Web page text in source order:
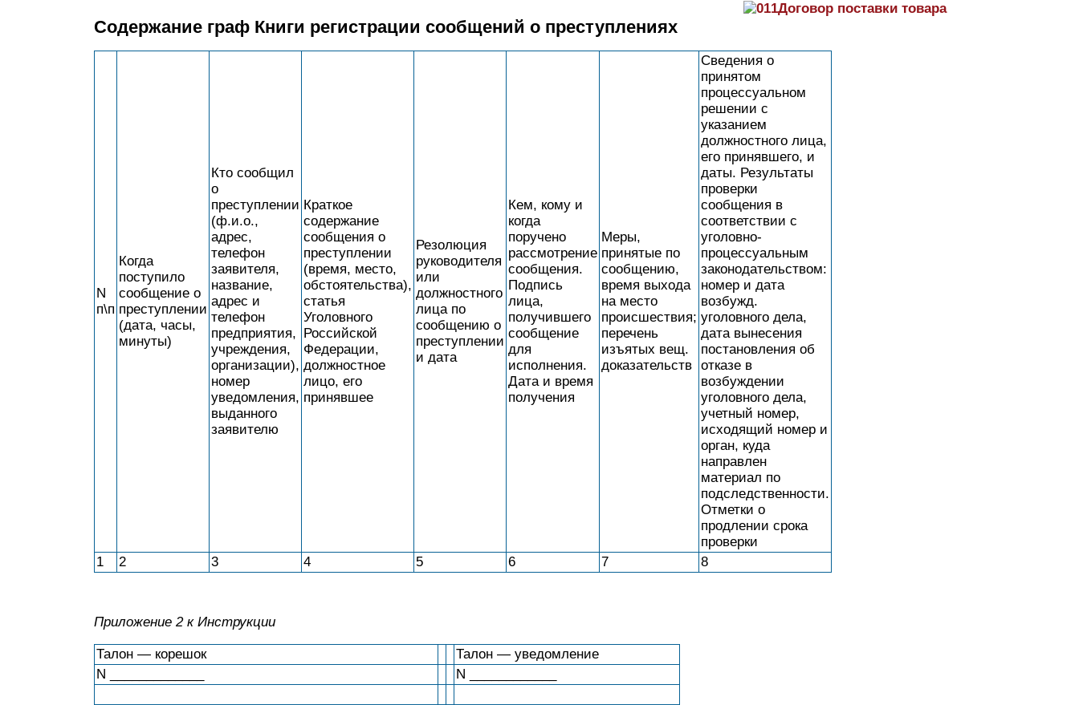
Содержание граф Книги регистрации сообщений о преступлениях
N
п\п
Когда
поступило
сообщение о
преступлении
(дата, часы,
минуты)
Кто сообщил
о
преступлении
(ф.и.о.,
адрес,
телефон
заявителя,
название,
адрес и
телефон
предприятия,
учреждения,
организации),
номер
уведомления,
выданного
заявителю
Краткое
содержание
сообщения о
преступлении
(время, место,
обстоятельства),
статья
Уголовного
Российской
Федерации,
должностное
лицо, его
принявшее
Резолюция
руководителя
или
должностного
лица по
сообщению о
преступлении
и дата
Кем, кому и
когда
поручено
рассмотрение
сообщения.
Подпись
лица,
получившего
сообщение
для
исполнения.
Дата и время
получения
Меры,
принятые по
сообщению,
время выхода
на место
происшествия;
перечень
изъятых вещ.
доказательств
Сведения о
принятом
процессуальном
решении с
указанием
должностного лица,
его принявшего, и
даты. Результаты
проверки
сообщения в
соответствии с
уголовно-
процессуальным
законодательством:
номер и дата
возбужд.
уголовного дела,
дата вынесения
постановления об
отказе в
возбуждении
уголовного дела,
учетный номер,
исходящий номер и
орган, куда
направлен
материал по
подследственности.
Отметки о
продлении срока
проверки
1
2 3 4 5 6 7 8
Приложение 2 к Инструкции
Талон — корешок
Талон — уведомление
N _____________
N ____________
Договор поставки товара